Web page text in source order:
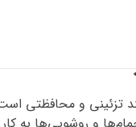
تزئینی و محافظتی